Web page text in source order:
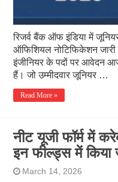
रिजर्व बैंक ऑफ इंडिया में
ऑफिशियल नोटिफिकेशन
इंजीनियर के पदों पर आवेदन
हैं। जो उम्मीदवार जूनियर …
Read More »
नीट यूजी फॉर्म में
इन फील्ड्स में किया
March 14, 2026